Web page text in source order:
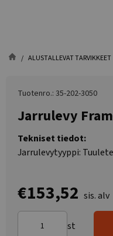
ALUSTALLEVAT TARVIKKEET
Tuotenro.: 35-202-3050
Jarrulevy
Tekniset tiedot:
Jarrulevytyyppi:
€153,52 sis. alv
st